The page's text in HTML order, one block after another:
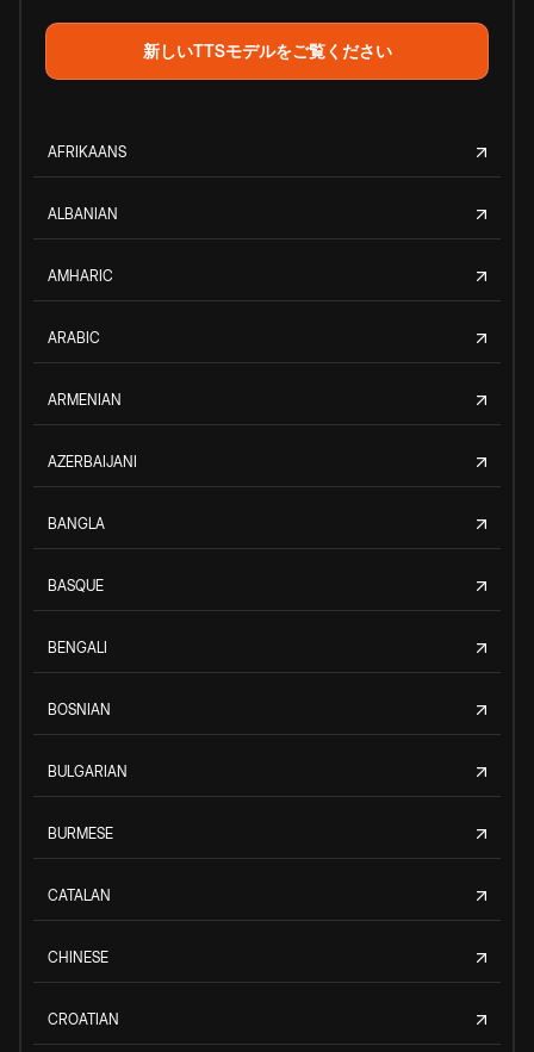
新しいTTSモデルをご覧ください
AFRIKAANS
ALBANIAN
AMHARIC
ARABIC
ARMENIAN
AZERBAIJANI
BANGLA
BASQUE
BENGALI
BOSNIAN
BULGARIAN
BURMESE
CATALAN
CHINESE
CROATIAN